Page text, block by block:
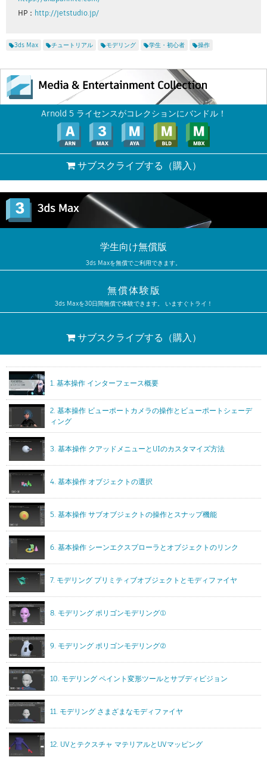
HP： http://jetstudio.jp/
3ds Max チュートリアル モデリング 学生・初心者 操作
Arnold 5 ライセンスがコレクションにバンドル！
サブスクライブする （購入）
学生向け無償版
3ds Maxを無償でご利用できます。
無償体験版
3ds Maxを30日間無償で体験できます。 いますぐトライ！
サブスクライブする （購入）
1. 基本操作 インターフェース概要
2. 基本操作 ビューポートカメラの操作とビューポートシェーデ
ィング
3. 基本操作 クアッドメニューとUIのカスタマイズ方法
4. 基本操作 オブジェクトの選択
5. 基本操作 サブオブジェクトの操作とスナップ機能
6. 基本操作 シーンエクスプローラとオブジェクトのリンク
7. モデリング プリミティブオブジェクトとモディファイヤ
8. モデリング ポリゴンモデリング①
9. モデリング ポリゴンモデリング②
10. モデリング ペイント変形ツールとサブディビジョン
11. モデリング さまざまなモディファイヤ
12. UVとテクスチャ マテリアルとUVマッピング